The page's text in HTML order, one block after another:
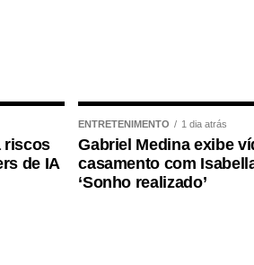
riscos
de IA
ENTRETENIMENTO 1 dia atrás
Gabriel Medina exibe
casamento com
‘Sonho realizado’